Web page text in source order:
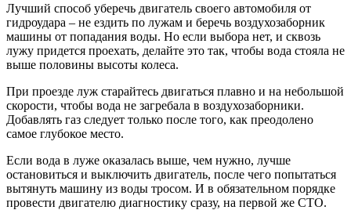
Лучший способ уберечь двигатель своего автомобиля от
гидроудара – не ездить по лужам и беречь воздухозаборник
машины от попадания воды. Но если выбора нет, и сквозь
лужу придется проехать, делайте это так, чтобы вода стояла не
выше половины высоты колеса.
При проезде луж старайтесь двигаться плавно и на небольшой
скорости, чтобы вода не загребала в воздухозаборники.
Добавлять газ следует только после того, как преодолено
самое глубокое место.
Если вода в луже оказалась выше, чем нужно, лучше
остановиться и выключить двигатель, после чего попытаться
вытянуть машину из воды тросом. И в обязательном порядке
провести двигателю диагностику сразу, на первой же СТО.